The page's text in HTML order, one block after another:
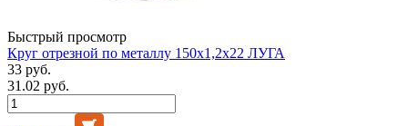
Быстрый просмотр
Круг отрезной по металлу 150х1,2х22 ЛУГА
33 руб.
31.02 руб.